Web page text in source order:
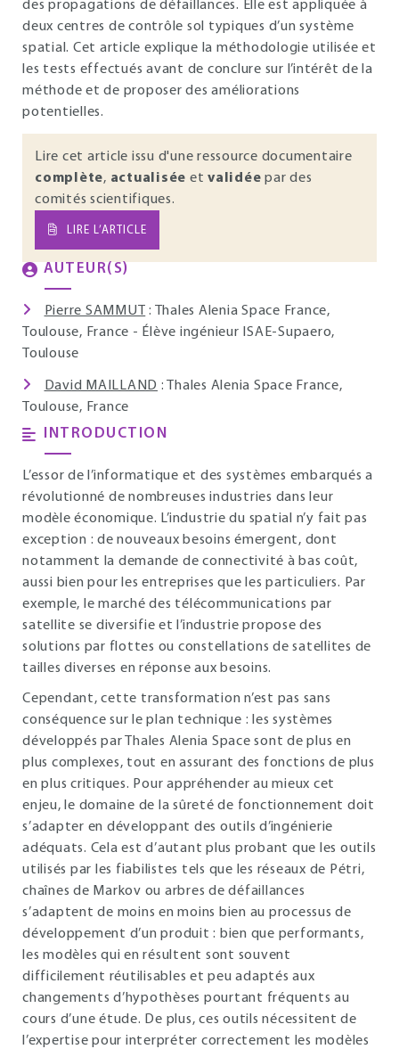
des propagations de défaillances. Elle est appliquée à
deux centres de contrôle sol typiques d’un système
spatial. Cet article explique la méthodologie utilisée et
les tests effectués avant de conclure sur l’intérêt de la
méthode et de proposer des améliorations
potentielles.
Lire cet article issu d'une ressource documentaire
complète, actualisée et validée par des
comités scientifiques.
LIRE L’ARTICLE
AUTEUR(S)
Pierre SAMMUT
: Thales Alenia Space France,
Toulouse, France - Élève ingénieur ISAE-Supaero,
Toulouse
David MAILLAND : Thales Alenia Space France,
Toulouse, France
INTRODUCTION
L’essor de l’informatique et des systèmes embarqués a
révolutionné de nombreuses industries dans leur
modèle économique. L’industrie du spatial n’y fait pas
exception : de nouveaux besoins émergent, dont
notamment la demande de connectivité à bas coût,
aussi bien pour les entreprises que les particuliers. Par
exemple, le marché des télécommunications par
satellite se diversifie et l’industrie propose des
solutions par flottes ou constellations de satellites de
tailles diverses en réponse aux besoins.
Cependant, cette transformation n’est pas sans
conséquence sur le plan technique : les systèmes
développés par Thales Alenia Space sont de plus en
plus complexes, tout en assurant des fonctions de plus
en plus critiques. Pour appréhender au mieux cet
enjeu, le domaine de la sûreté de fonctionnement doit
s’adapter en développant des outils d’ingénierie
adéquats. Cela est d’autant plus probant que les outils
utilisés par les fiabilistes tels que les réseaux de Pétri,
chaînes de Markov ou arbres de défaillances
s’adaptent de moins en moins bien au processus de
développement d’un produit : bien que performants,
les modèles qui en résultent sont souvent
difficilement réutilisables et peu adaptés aux
changements d’hypothèses pourtant fréquents au
cours d’une étude. De plus, ces outils nécessitent de
l’expertise pour interpréter correctement les modèles